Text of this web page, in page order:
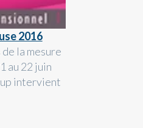
2016
la mesure
au 22 juin
intervient